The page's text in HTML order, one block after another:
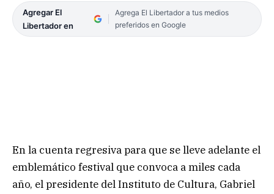
Agregar El
Libertador en
Agrega El Libertador a tus medios
preferidos en Google
En la cuenta regresiva para que se lleve adelante el
emblemático festival que convoca a miles cada
año, el presidente del Instituto de Cultura, Gabriel